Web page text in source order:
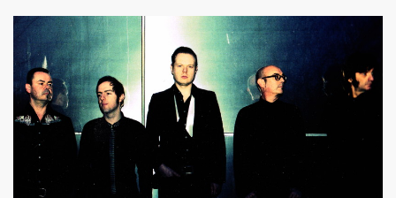
belle") et LEONARD LASRY ("Le grand danger de
"AJASPHERE VOL. II" les 6 et 27 avril 2024 + le 5 juin
Z. KAN : chronique par PATRICK EUDELINE dans
Jean Nakache, Jerome Lambert, Patrice Brochery et
de la raya" (2024) : chronique detaillee.